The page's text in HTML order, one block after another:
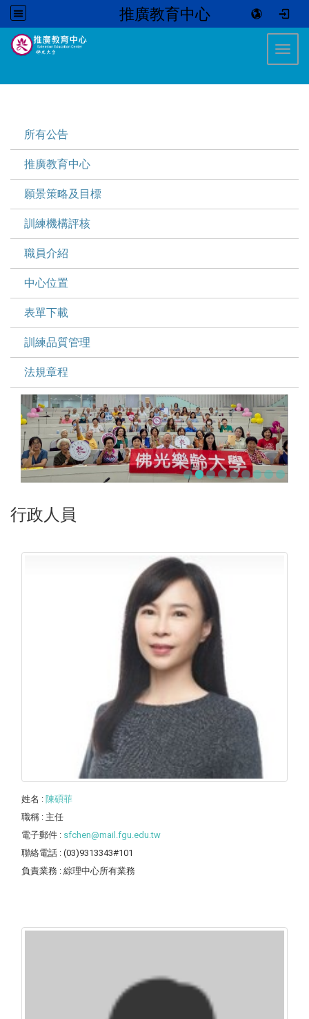
推廣教育中心
所有公告
推廣教育中心
願景策略及目標
訓練機構評核
職員介紹
中心位置
表單下載
訓練品質管理
法規章程
行政人員
姓名 : 陳碩菲
職稱 : 主任
電子郵件 : sfchen@mail.fgu.edu.tw
聯絡電話 : (03)9313343#101
負責業務 : 綜理中心所有業務